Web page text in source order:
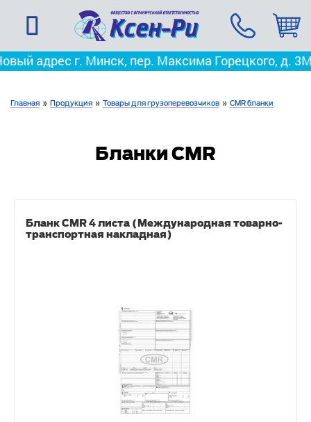
г. Минск, пер. Максима Горецкого, д. 3Мы
Главная » Продукция » Товары для грузоперевозчиков » CMR бланки
Бланки CMR
Бланк CMR 4 листа (Международная товарно-
транспортная накладная)